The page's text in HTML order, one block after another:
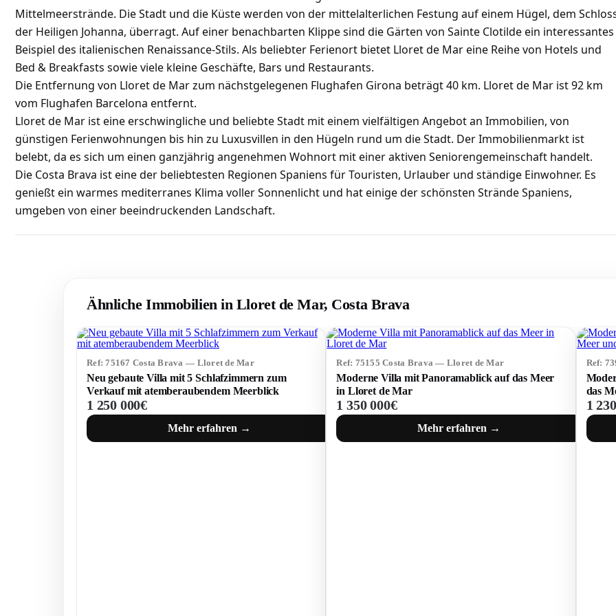
Mittelmeerstrände. Die Stadt und die Küste werden von der mittelalterlichen Festung auf einem Hügel, dem
der Heiligen Johanna, überragt. Auf einer benachbarten Klippe sind die Gärten von Sainte Clotilde ein interessantes
Beispiel des italienischen Renaissance-Stils. Als beliebter Ferienort bietet Lloret de Mar eine Reihe von Hotels und
Bed & Breakfasts sowie viele kleine Geschäfte, Bars und Restaurants.
Die Entfernung von Lloret de Mar zum nächstgelegenen Flughafen Girona beträgt 40 km. Lloret de Mar ist 92 km
vom Flughafen Barcelona entfernt.
Lloret de Mar ist eine erschwingliche und beliebte Stadt mit einem vielfältigen Angebot an Immobilien, von
günstigen Ferienwohnungen bis hin zu Luxusvillen in den Hügeln rund um die Stadt. Der Immobilienmarkt ist
belebt, da es sich um einen ganzjährig angenehmen Wohnort mit einer aktiven Seniorengemeinschaft handelt.
Die Costa Brava ist eine der beliebtesten Regionen Spaniens für Touristen, Urlauber und ständige Einwohner. Es
genießt ein warmes mediterranes Klima voller Sonnenlicht und hat einige der schönsten Strände Spaniens,
umgeben von einer beeindruckenden Landschaft.
Ähnliche Immobilien in Lloret de Mar, Costa Brava
Ref: 75167 Costa Brava — Lloret de Mar
Neu gebaute Villa mit 5 Schlafzimmern zum
Verkauf mit atemberaubendem Meerblick
1 250 000€
Mehr erfahren →
Ref: 75155 Costa Brava — Lloret de Mar
Moderne Villa mit Panoramablick auf das Meer
in Lloret de Mar
1 350 000€
Mehr erfahren →
Ref:
das
1